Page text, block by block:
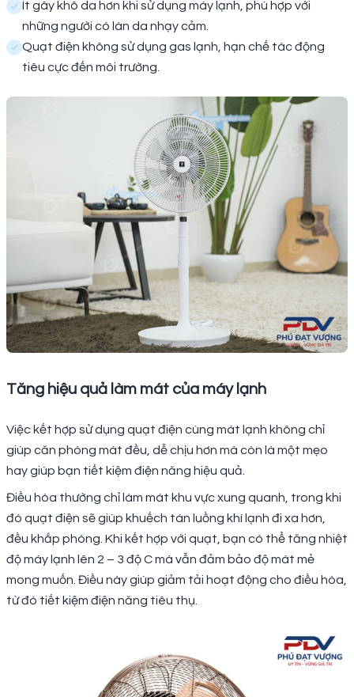
Ít gây khô da hơn khi sử dụng máy lạnh, phù hợp với
những người có làn da nhạy cảm.
Quạt điện không sử dụng gas lạnh, hạn chế tác động
tiêu cực đến môi trường.
Tăng hiệu quả làm mát của máy lạnh
Việc kết hợp sử dụng quạt điện cùng mát lạnh không chỉ
giúp căn phòng mát đều, dễ chịu hơn mà còn là một mẹo
hay giúp bạn tiết kiệm điện năng hiệu quả.
Điều hòa thường chỉ làm mát khu vực xung quanh, trong khi
đó quạt điện sẽ giúp khuếch tán luồng khí lạnh đi xa hơn,
đều khắp phòng. Khi kết hợp với quạt, bạn có thể tăng nhiệt
độ máy lạnh lên 2 – 3 độ C mà vẫn đảm bảo độ mát mẻ
mong muốn. Điều này giúp giảm tải hoạt động cho điều hòa,
từ đó tiết kiệm điện năng tiêu thụ.